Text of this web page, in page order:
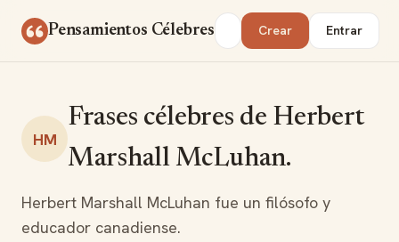
Pensamientos Célebres Buscar Crear Entrar
HM
Frases célebres de Herbert
Marshall McLuhan.
Herbert Marshall McLuhan fue un filósofo y
educador canadiense.